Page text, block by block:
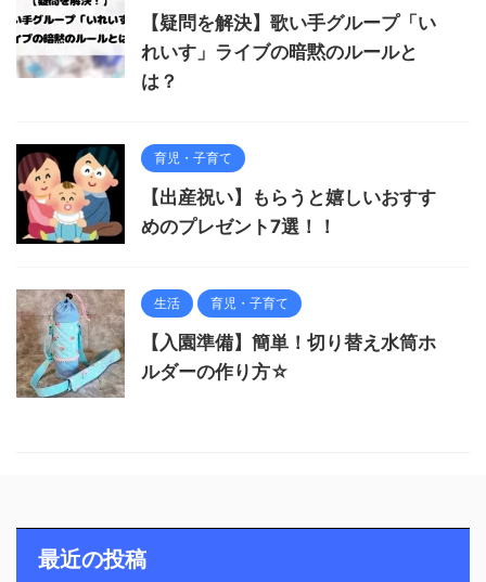
【疑問を解決】歌い手グループ「い
れいす」ライブの暗黙のルールと
は？
育児・子育て
【出産祝い】もらうと嬉しいおすす
めのプレゼント7選！！
生活 育児・子育て
【入園準備】簡単！切り替え水筒ホ
ルダーの作り方☆
最近の投稿